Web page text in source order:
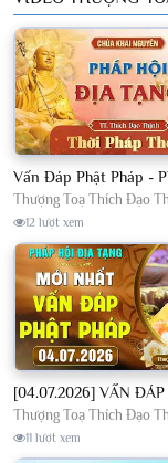
Thượng Toạ Thích Đạo
12 lượt xem
Thượng Toạ Thích Đạo
11 lượt xem